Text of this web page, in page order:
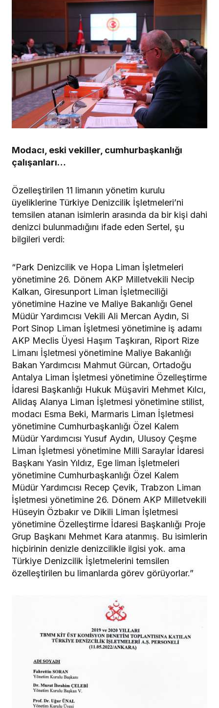
Modacı, eski vekiller, cumhurbaşkanlığı
çalışanları…
Özelleştirilen 11 limanın yönetim kurulu
üyeliklerine Türkiye Denizcilik İşletmeleri’ni
temsilen atanan isimlerin arasında da bir kişi dahi
denizci bulunmadığını ifade eden Sertel, şu
bilgileri verdi:
“Park Denizcilik ve Hopa Liman İşletmeleri
yönetimine 26. Dönem AKP Milletvekili Necip
Kalkan, Giresunport Liman İşletmeciliği
yönetimine Hazine ve Maliye Bakanlığı Genel
Müdür Yardımcısı Vekili Ali Mercan Aydın, Si
Port Sinop Liman İşletmesi yönetimine iş adamı
AKP Meclis Üyesi Haşım Taşkıran, Riport Rize
Limanı İşletmesi yönetimine Maliye Bakanlığı
Bakan Yardımcısı Mahmut Gürcan, Ortadoğu
Antalya Liman İşletmesi yönetimine Özelleştirme
İdaresi Başkanlığı Hukuk Müşaviri Mehmet Kılcı,
Alidaş Alanya Liman İşletmesi yönetimine stilist,
modacı Esma Beki, Marmaris Liman İşletmesi
yönetimine Cumhurbaşkanlığı Özel Kalem
Müdür Yardımcısı Yusuf Aydın, Ulusoy Çeşme
Liman İşletmesi yönetimine Milli Saraylar İdaresi
Başkanı Yasin Yıldız, Ege liman İşletmeleri
yönetimine Cumhurbaşkanlığı Özel Kalem
Müdür Yardımcısı Recep Çevik, Trabzon Liman
İşletmesi yönetimine 26. Dönem AKP Milletvekili
Hüseyin Özbakır ve Dikili Liman İşletmesi
yönetimine Özelleştirme İdaresi Başkanlığı Proje
Grup Başkanı Mehmet Kara atanmış. Bu isimlerin
hiçbirinin denizle denizcilikle ilgisi yok. ama
Türkiye Denizcilik İşletmelerini temsilen
özelleştirilen bu limanlarda görev görüyorlar.”